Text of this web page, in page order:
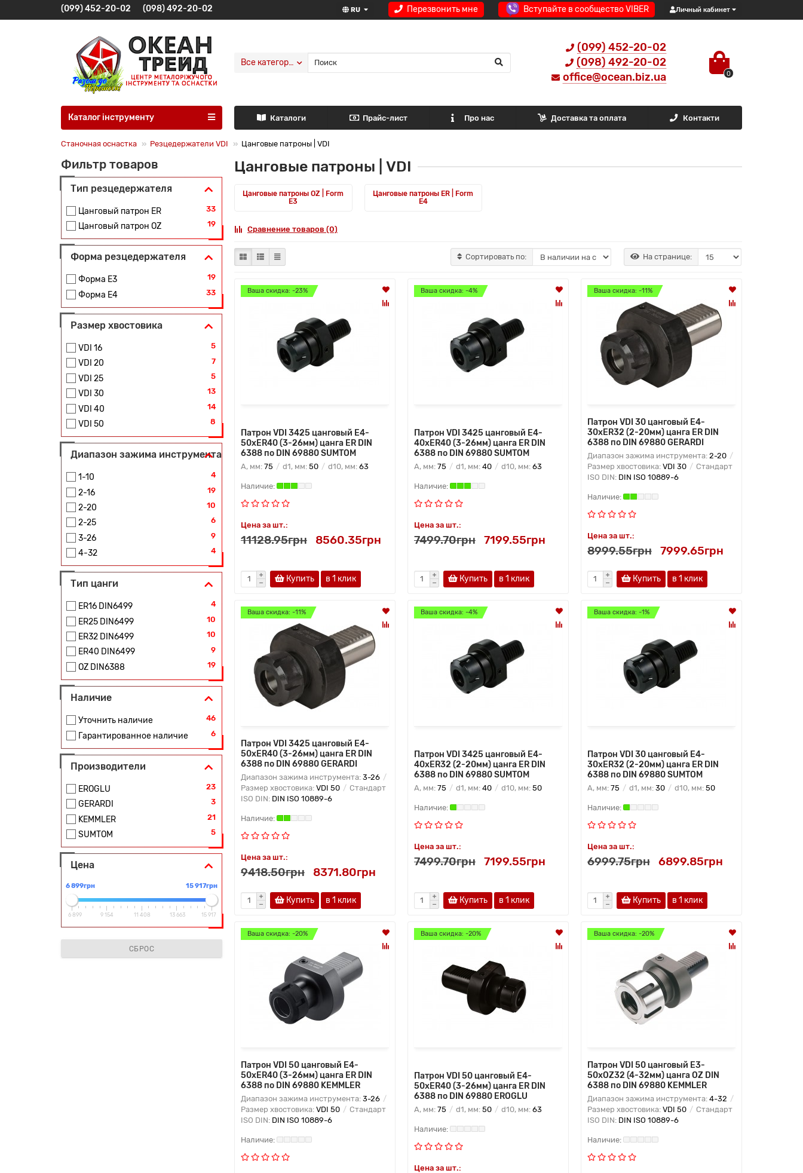
Перезвонить мне Вступайте в сообщество VIBER Личный кабинет
RU
(099) 452-20-02 (098) 492-20-02
(099) 452-20-02
(098) 492-20-02
office@ocean.biz.ua
0
Все категории
Каталог інструменту Каталоги Прайс-лист Про нас Доставка та оплата Контакти
Станочная оснастка Резцедержатели VDI Цанговые патроны | VDI
Фильтр товаров
Тип резцедержателя
Цанговый патрон ER 33
Цанговый патрон OZ 19
Форма резцедержателя
Форма E3 19
Форма E4 33
Размер хвостовика
VDI 16 5
VDI 20 7
VDI 25 5
VDI 30 13
VDI 40 14
VDI 50 8
Диапазон зажима инструмента
1-10 4
2-16 19
2-20 10
2-25 6
3-26 9
4-32 4
Тип цанги
ER16 DIN6499 4
ER25 DIN6499 10
ER32 DIN6499 10
ER40 DIN6499 9
OZ DIN6388 19
Наличие
Уточнить наличие 46
Гарантированное наличие 6
Производители
EROGLU 23
GERARDI 3
KEMMLER 21
SUMTOM 5
Цена
6 899грн 15 917грн
6 899 9 154 11 408 13 663 15 917
СБРОС
Цанговые патроны | VDI
Цанговые патроны OZ | Form
Е3
Цанговые патроны ER | Form
Е4
Сравнение товаров (0)
Сортировать по: На странице:
Ваша скидка: -23%
Патрон VDI 3425 цанговый E4-
50xER40 (3-26мм) цанга ER DIN
6388 по DIN 69880 SUMTOM
A, мм: 75 d1, мм: 50 d10, мм: 63
Цена за шт.:
11128.95грн 8560.35грн
Купить в 1 клик
Ваша скидка: -4%
Патрон VDI 3425 цанговый E4-
40xER40 (3-26мм) цанга ER DIN
6388 по DIN 69880 SUMTOM
A, мм: 75 d1, мм: 40 d10, мм: 63
Цена за шт.:
7499.70грн 7199.55грн
Купить в 1 клик
Ваша скидка: -11%
Патрон VDI 30 цанговый E4-
30xER32 (2-20мм) цанга ER DIN
6388 по DIN 69880 GERARDI
Диапазон зажима инструмента: 2-20
Размер хвостовика: VDI 30
Стандарт
ISO DIN: DIN ISO 10889-6
Цена за шт.:
8999.55грн 7999.65грн
Купить в 1 клик
Ваша скидка: -11%
Патрон VDI 3425 цанговый E4-
50xER40 (3-26мм) цанга ER DIN
6388 по DIN 69880 GERARDI
Диапазон зажима инструмента: 3-26
Размер хвостовика: VDI 50
Стандарт
ISO DIN: DIN ISO 10889-6
Цена за шт.:
9418.50грн 8371.80грн
Купить в 1 клик
Ваша скидка: -4%
Патрон VDI 3425 цанговый E4-
40xER32 (2-20мм) цанга ER DIN
6388 по DIN 69880 SUMTOM
A, мм: 75 d1, мм: 40 d10, мм: 50
Цена за шт.:
7499.70грн 7199.55грн
Купить в 1 клик
Ваша скидка: -1%
Патрон VDI 30 цанговый E4-
30xER32 (2-20мм) цанга ER DIN
6388 по DIN 69880 SUMTOM
A, мм: 75 d1, мм: 30 d10, мм: 50
Цена за шт.:
6999.75грн 6899.85грн
Купить в 1 клик
Ваша скидка: -20%
Патрон VDI 50 цанговый E4-
50xER40 (3-26мм) цанга ER DIN
6388 по DIN 69880 KEMMLER
Диапазон зажима инструмента: 3-26
Размер хвостовика: VDI 50
Стандарт
ISO DIN: DIN ISO 10889-6
Ваша скидка: -20%
Патрон VDI 50 цанговый E4-
50xER40 (3-26мм) цанга ER DIN
6388 по DIN 69880 EROGLU
A, мм: 75 d1, мм: 50 d10, мм: 63
Цена за шт.:
Ваша скидка: -20%
Патрон VDI 50 цанговый E3-
50xOZ32 (4-32мм) цанга OZ DIN
6388 по DIN 69880 KEMMLER
Диапазон зажима инструмента: 4-32
Размер хвостовика: VDI 50
Стандарт
ISO DIN: DIN ISO 10889-6